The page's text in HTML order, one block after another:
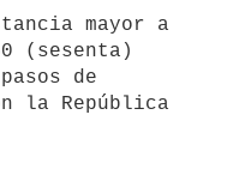
mayor a
(sesenta)
la República